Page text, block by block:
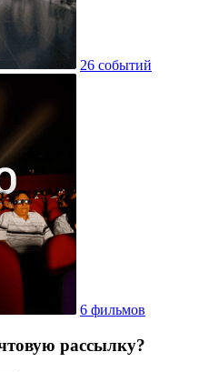
26 событий
6 фильмов
рассылку?